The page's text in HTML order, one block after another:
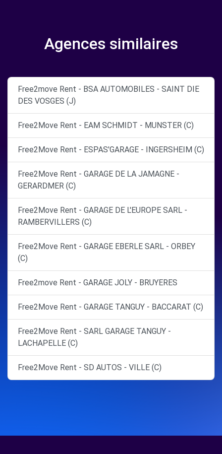
Agences similaires
Free2move Rent - BSA AUTOMOBILES - SAINT DIE
DES VOSGES (J)
Free2Move Rent - EAM SCHMIDT - MUNSTER (C)
Free2Move Rent - ESPAS'GARAGE - INGERSHEIM (C)
Free2Move Rent - GARAGE DE LA JAMAGNE -
GERARDMER (C)
Free2Move Rent - GARAGE DE L'EUROPE SARL -
RAMBERVILLERS (C)
Free2Move Rent - GARAGE EBERLE SARL - ORBEY
(C)
Free2move Rent - GARAGE JOLY - BRUYERES
Free2Move Rent - GARAGE TANGUY - BACCARAT (C)
Free2Move Rent - SARL GARAGE TANGUY -
LACHAPELLE (C)
Free2Move Rent - SD AUTOS - VILLE (C)